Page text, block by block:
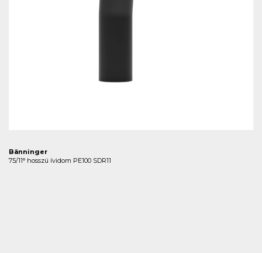
Bänninger
75/11° hosszú ívidom PE100 SDR11